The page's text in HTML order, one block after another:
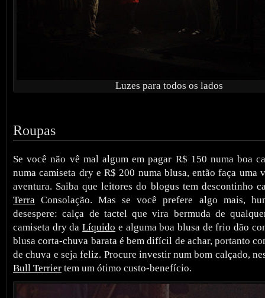
Luzes para todos os lados
Roupas
Se você não vê mal algum em pagar R$ 150 numa boa
numa camiseta dry e R$ 200 numa blusa, então faça uma
aventura. Saiba que leitores do blogus tem descontinho
Terra Consolação. Mas se você prefere algo mais,
desespere: calça de tactel que vira bermuda de
camiseta dry daLíquido e alguma boa blusa de frio dão
blusa corta-chuva barata é bem difícil de achar, portanto
de chuva e seja feliz. Procure investir num bom calçado,
Bull Terrier tem um ótimo custo-benefício.